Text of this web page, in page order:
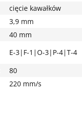
cięcie kawałków
3,9 mm
40 mm
E-3|F-1|O-3|P-4|T-4
80
220 mm/s